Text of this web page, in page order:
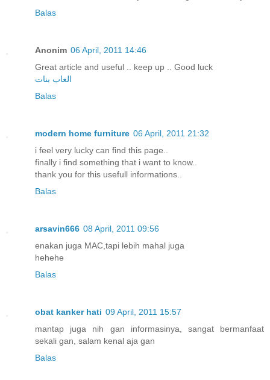
Balas
Anonim 06 April, 2011 14:46
Great article and useful .. keep up .. Good luck
العاب بنات
Balas
modern home furniture 06 April, 2011 21:32
i feel very lucky can find this page..
finally i find something that i want to know..
thank you for this usefull informations..
Balas
arsavin666 08 April, 2011 09:56
enakan juga MAC,tapi lebih mahal juga
hehehe
Balas
obat kanker hati 09 April, 2011 15:57
mantap juga nih gan informasinya, sangat bermanfaat
sekali gan, salam kenal aja gan
Balas